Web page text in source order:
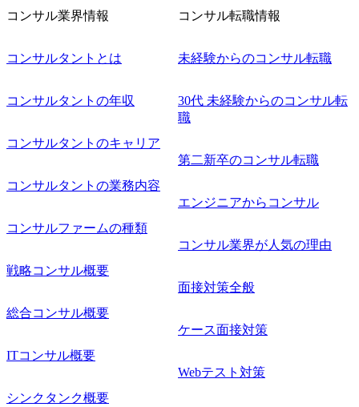
できる機会ですので、ぜひご参加ください。 当日はXspear
名参加する予定です！ ●費用 : 無料 虎ノ門ヒルズ付近 ※詳
している方
コンサル業界情報
コンサルタントとは
コンサルタントの年収
コンサルタントのキャリア
コンサルタントの業務内容
コンサルファームの種類
戦略コンサル概要
総合コンサル概要
ITコンサル概要
シンクタンク概要
コンサル転職情報
未経験からのコンサル転職
30代 未経験からのコンサル転
職
第二新卒のコンサル転職
エンジニアからコンサル
コンサル業界が人気の理由
面接対策全般
ケース面接対策
Webテスト対策